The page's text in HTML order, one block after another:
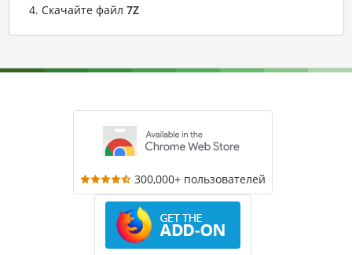
Скачайте файл 7Z
300,000+ пользователей